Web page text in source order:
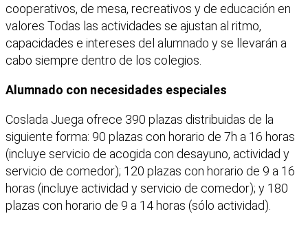
cooperativos, de mesa, recreativos y de educación en
valores Todas las actividades se ajustan al ritmo,
capacidades e intereses del alumnado y se llevarán a
cabo siempre dentro de los colegios.
Alumnado con necesidades especiales
Coslada Juega ofrece 390 plazas distribuidas de la
siguiente forma: 90 plazas con horario de 7h a 16 horas
(incluye servicio de acogida con desayuno, actividad y
servicio de comedor); 120 plazas con horario de 9 a 16
horas (incluye actividad y servicio de comedor); y 180
plazas con horario de 9 a 14 horas (sólo actividad).